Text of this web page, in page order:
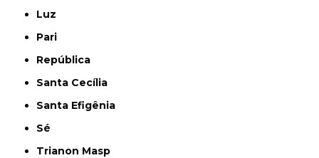
Luz
Pari
República
Santa Cecília
Santa Efigênia
Sé
Trianon Masp